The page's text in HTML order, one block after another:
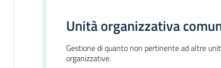
Unità organizzativa
Gestione di quanto non pertinente ad altre
organizzative.